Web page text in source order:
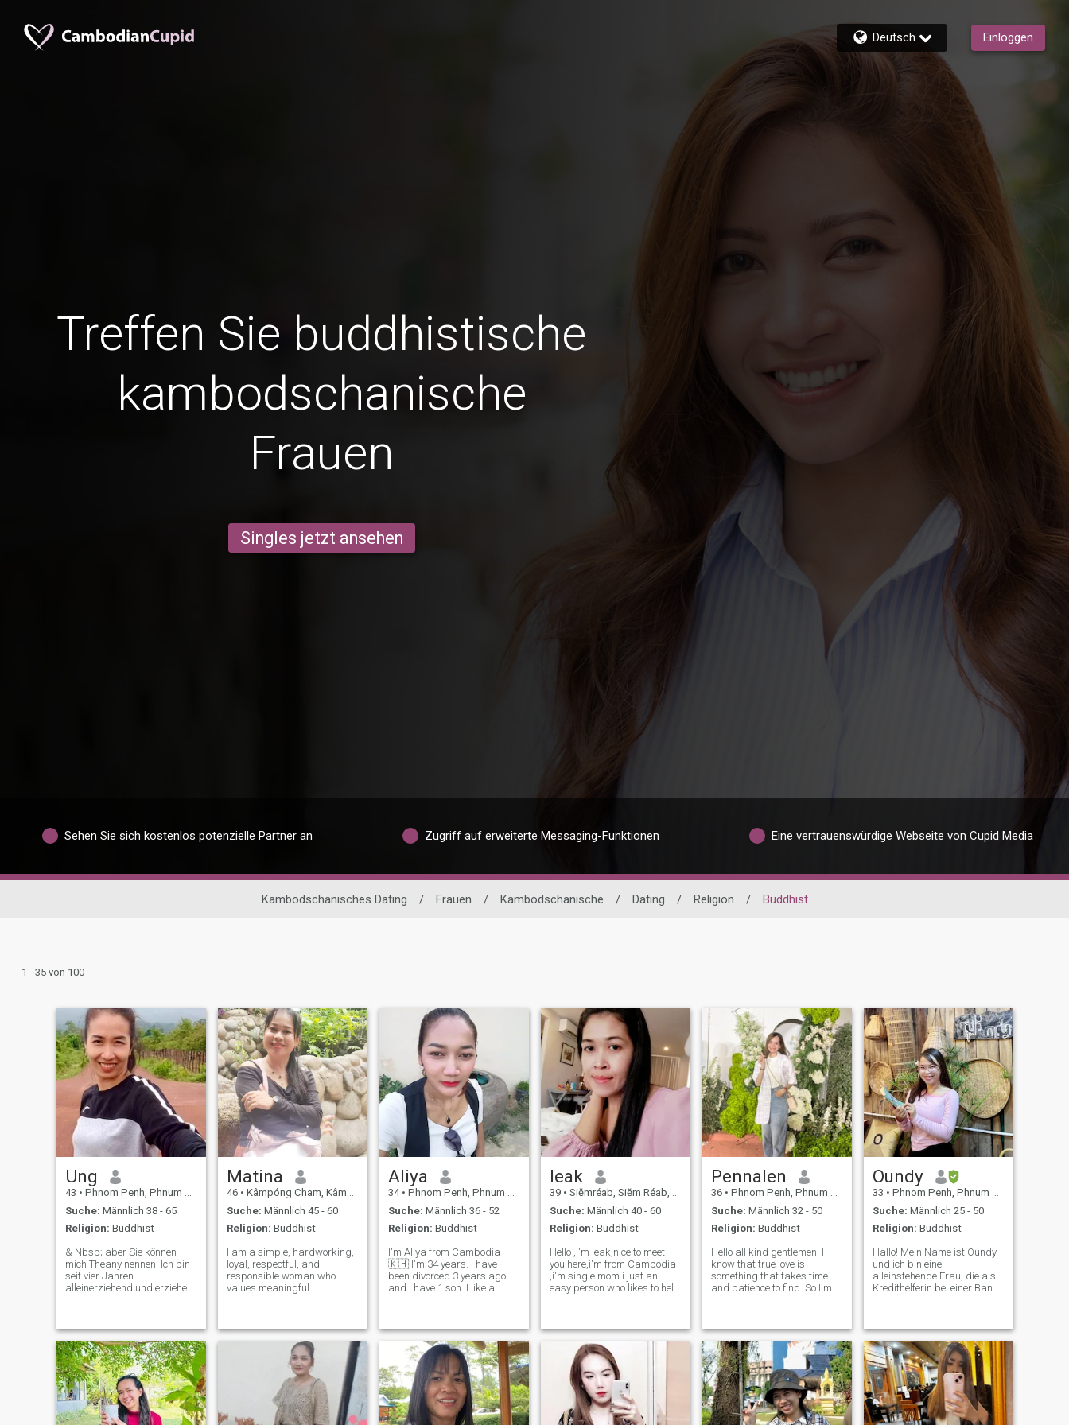
Deutsch Einloggen
Treffen Sie buddhistische
kambodschanische
Frauen
Singles jetzt ansehen
Sehen Sie sich kostenlos potenzielle Partner an Zugriff auf erweiterte Messaging-Funktionen Eine vertrauenswürdige Webseite von Cupid Media
Kambodschanisches Dating / Frauen / Kambodschanische / Dating / Religion / Buddhist
1 - 35 von 100
Ung
43 • Phnom Penh, Phnum Pénh, Kambodscha
Suche: Männlich 38 - 65
Religion: Buddhist
& Nbsp; aber Sie können
mich Theany nennen. Ich bin
seit vier Jahren
alleinerziehend und erziehe
6 Jahren. Ich bin Hausfrau,
die in einer Familie arbeitet,
wo ich mich um das Haus
kümmere. Koche und
kümmere mich um die
Kinder, meine Hobbys
umfassen Kochen, Putzen
und Zeit mit meiner eigenen
Matina
46 • Kâmpóng Cham, Kâmpóng Cham, Kambodscha
Suche: Männlich 45 - 60
Religion: Buddhist
I am a simple, hardworking,
loyal, respectful, and
responsible woman who
values meaningful
moments. In my free time, I
enjoy listening to music,
housework, and sewing
Aliya
34 • Phnom Penh, Phnum Pénh, Kambodscha
Suche: Männlich 36 - 52
Religion: Buddhist
I'm Aliya from Cambodia
🇰🇭.I'm 34 years. I have
been divorced 3 years ago
and I have 1 son .I like a
that I can grow with and
share life's journey . I'm an
easy goi
leak
39 • Siĕmréab, Siĕm Réab, Kambodscha
Suche: Männlich 40 - 60
Religion: Buddhist
Hello ,i'm leak,nice to meet
you here,i'm from Cambodia
,i'm single mom i just an
easy person who likes to help
person , so that's why l
looking for guy who is honest
with me too.
Pennalen
36 • Phnom Penh, Phnum Pénh, Kambodscha
Suche: Männlich 32 - 50
Religion: Buddhist
Hello all kind gentlemen. I
know that true love is
something that takes time
and patience to find. So I'm
love is something that takes
time and patience to find. So I
Oundy
33 • Phnom Penh, Phnum Pénh, Kambodscha
Suche: Männlich 25 - 50
Religion: Buddhist
Hallo! Mein Name ist Oundy
und ich bin eine
alleinstehende Frau, die als
Kredithelferin bei einer Bank
disziplinierten und
zielorientierten Menschen
gemacht, der sowohl
persönliches Wachstum als
auch bedeutungsvolle
Beziehungen schätzt. \NIch
genieße es, meine Kreativität
durch Nailart freizusetzen,